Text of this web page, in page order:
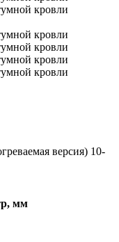
версия) 10-
мм